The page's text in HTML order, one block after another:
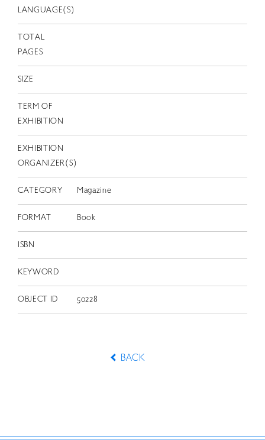
LANGUAGE(S)
TOTAL
PAGES
SIZE
TERM OF
EXHIBITION
EXHIBITION
ORGANIZER(S)
CATEGORY Magazine
FORMAT Book
ISBN
KEYWORD
OBJECT ID 50228
BACK